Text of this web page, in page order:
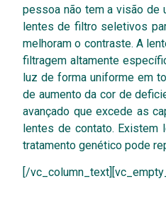
pessoa não tem a visão de
lentes de filtro seletivos
melhoram o contraste. A
filtragem altamente
luz de forma uniforme em
de aumento da cor de
avançado que excede as
lentes de contato. Existem
tratamento genético pode
[/